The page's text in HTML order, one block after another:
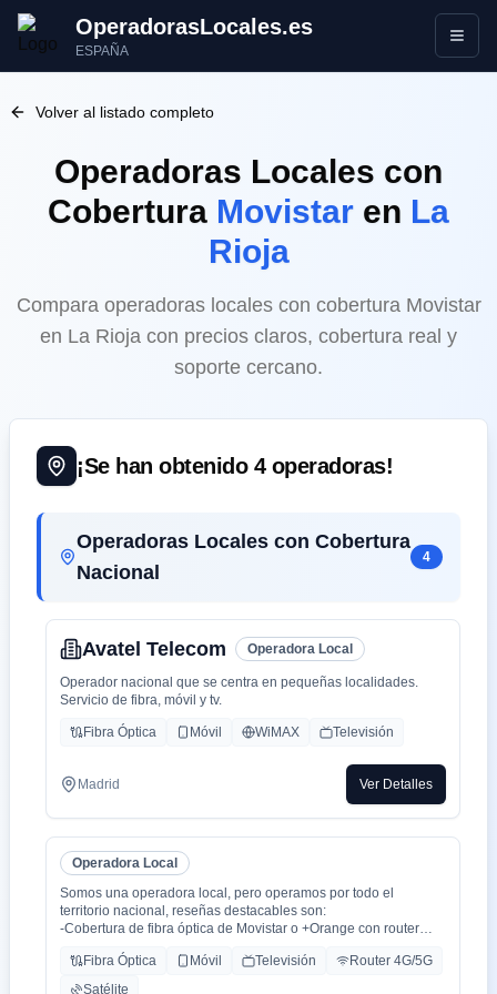
OperadorasLocales.es
ESPAÑA Abrir
Volver al listado completo
Operadoras Locales con
Cobertura Movistar en La
Rioja
Compara operadoras locales con cobertura Movistar
en La Rioja con precios claros, cobertura real y
soporte cercano.
¡Se han obtenido 4operadoras!
Operadoras Locales con Cobertura
Nacional
4
Avatel Telecom Operadora Local
Operador nacional que se centra en pequeñas localidades.
Servicio de fibra, móvil y tv.
Fibra Óptica Móvil WiMAX Televisión
Madrid Ver Detalles
Operadora Local
Somos una operadora local, pero operamos por todo el
territorio nacional, reseñas destacables son:
-Cobertura de fibra óptica de Movistar o +Orange con router
-Cobertura movil con triple cobertura Orange, Yoigo y Movistar
-TV con todo el deporte o con toda la plataformas de cine y
Fibra Óptica Móvil Televisión
Router 4G/5G
Satélite